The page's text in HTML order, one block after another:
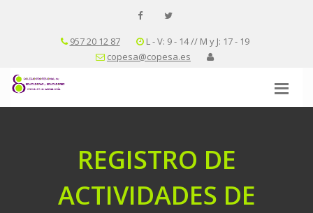
957 20 12 87
L - V: 9 - 14 // M y J: 17 - 19
copesa@copesa.es
REGISTRO DE
ACTIVIDADES DE